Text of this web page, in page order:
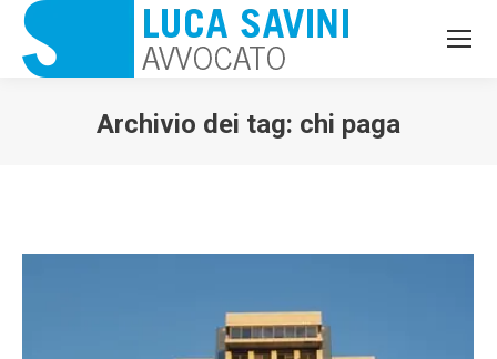
Archivio dei tag: chi paga